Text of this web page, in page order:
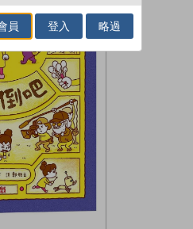
員 登入 略過